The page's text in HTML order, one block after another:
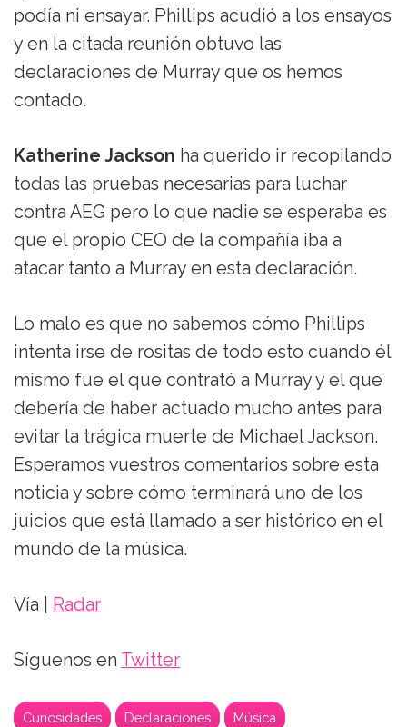
podía ni ensayar. Phillips acudió a los ensayos
y en la citada reunión obtuvo las
declaraciones de Murray que os hemos
contado.
Katherine Jackson ha querido ir recopilando
todas las pruebas necesarias para luchar
contra AEG pero lo que nadie se esperaba es
que el propio CEO de la compañía iba a
atacar tanto a Murray en esta declaración.
Lo malo es que no sabemos cómo Phillips
intenta irse de rositas de todo esto cuando él
mismo fue el que contrató a Murray y el que
debería de haber actuado mucho antes para
evitar la trágica muerte de Michael Jackson.
Esperamos vuestros comentarios sobre esta
noticia y sobre cómo terminará uno de los
juicios que está llamado a ser histórico en el
mundo de la música.
Vía | Radar
Síguenos en Twitter
Curiosidades Declaraciones Música